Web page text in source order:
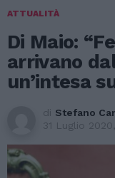
ATTUALITÀ
Di Maio:
arrivano
un’intesa
di Stefano
31 Luglio 2020,